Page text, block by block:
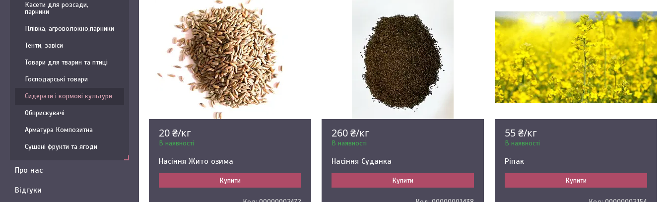
20 ₴/кг
В наявності
Насіння Жито озима
Купити
260 ₴/кг
В наявності
Насіння Суданка
Купити
55 ₴/кг
В наявності
Ріпак
Купити
Касети для розсади,
парники
Плівка, агроволокно,парники
Тенти, завіси
Товари для тварин та птиці
Господарські товари
Сидерати і кормові культури
Обприскувачі
Арматура Композитна
Сушені фрукти та ягоди
Про нас
Відгуки